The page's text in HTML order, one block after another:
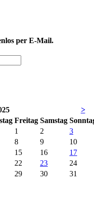
per E-Mail.
>
Freitag Samstag So
1
2
3
8 9
10
15 16
17
22 23
24
29 30
31